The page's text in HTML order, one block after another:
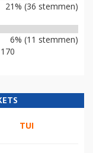
21% (36 stemmen)
6% (11 stemmen)
TUI